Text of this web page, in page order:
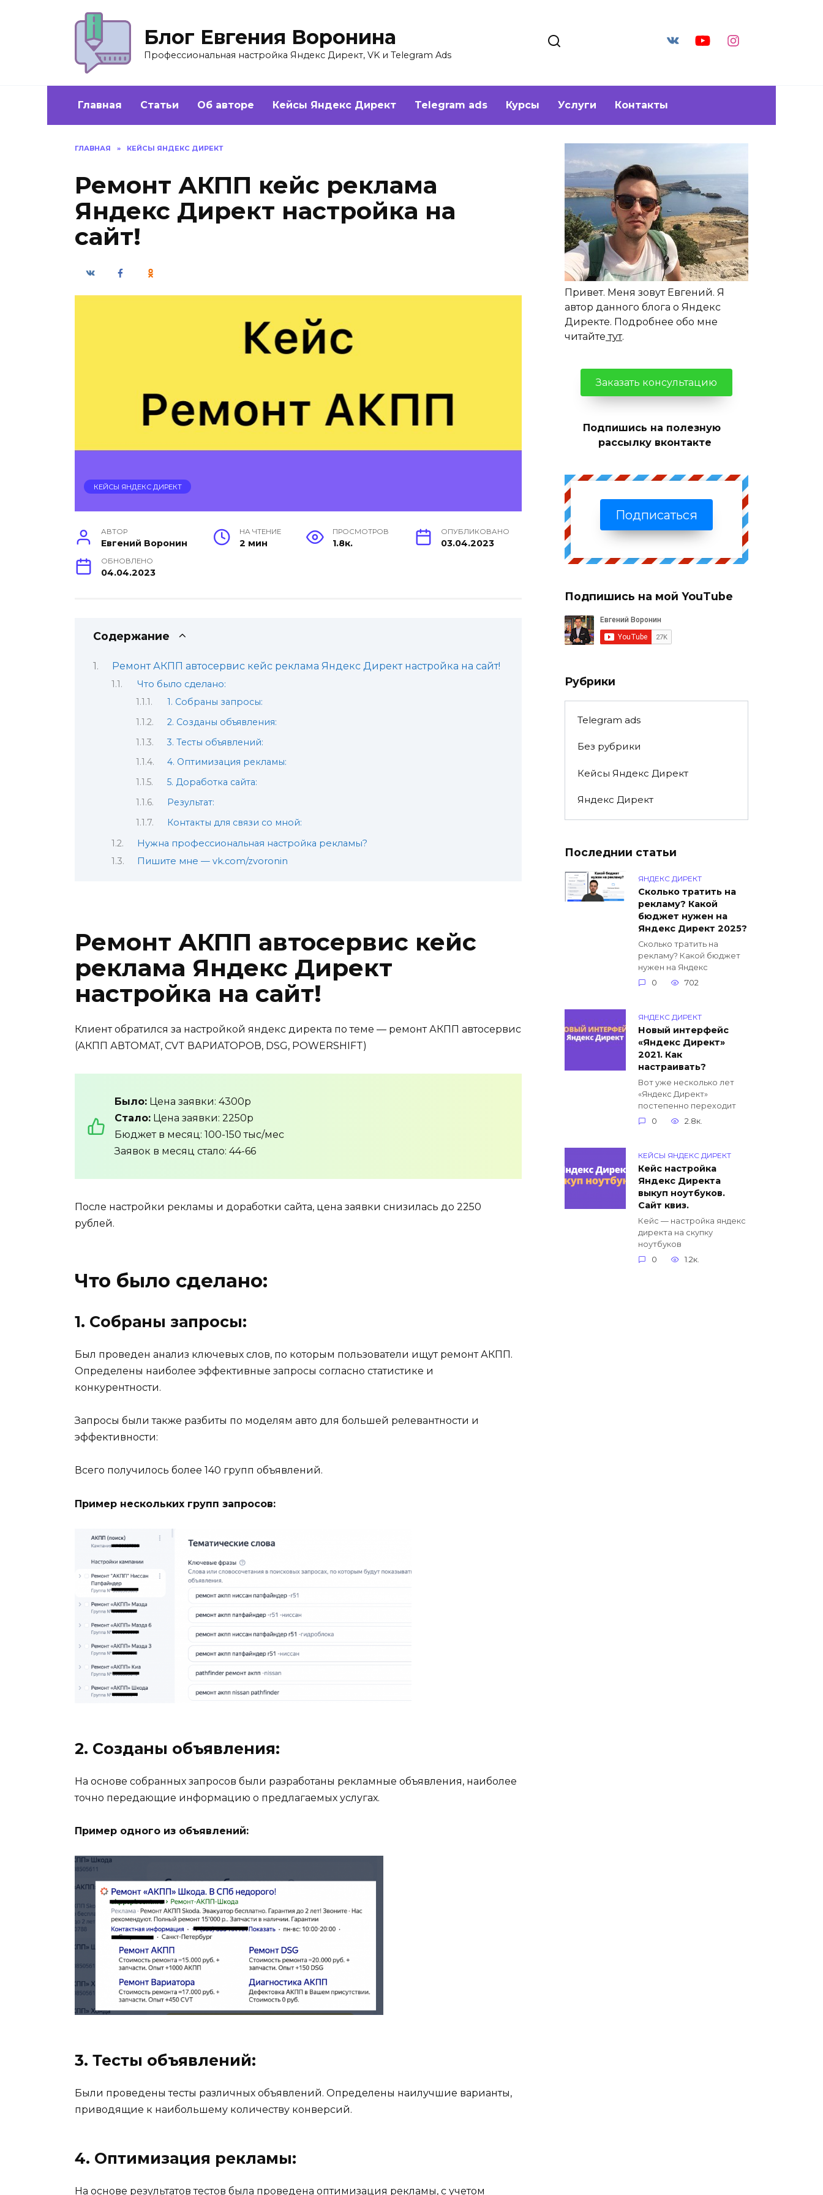
Блог Евгения Воронина
Профессиональная настройка Яндекс Директ, VK и Telegram Ads
Главная Статьи Об авторе Кейсы Яндекс Директ Telegram ads Курсы Услуги Контакты
ГЛАВНАЯ » КЕЙСЫ ЯНДЕКС ДИРЕКТ
Ремонт АКПП кейс реклама
Яндекс Директ настройка на
сайт!
КЕЙСЫ ЯНДЕКС ДИРЕКТ
АВТОР
Евгений Воронин
НА ЧТЕНИЕ
2 мин
ПРОСМОТРОВ
1.8к.
ОПУБЛИКОВАНО
03.04.2023
ОБНОВЛЕНО
04.04.2023
Содержание
Ремонт АКПП автосервис кейс реклама Яндекс Директ настройка на сайт!
Что было сделано:
1. Собраны запросы:
2. Созданы объявления:
3. Тесты объявлений:
4. Оптимизация рекламы:
5. Доработка сайта:
Результат:
Контакты для связи со мной:
Нужна профессиональная настройка рекламы?
Пишите мне — vk.com/zvoronin
Ремонт АКПП автосервис кейс
реклама Яндекс Директ
настройка на сайт!
Клиент обратился за настройкой яндекс директа по теме — ремонт АКПП автосервис
(АКПП АВТОМАТ, CVT ВАРИАТОРОВ, DSG, POWERSHIFT)
Было: Цена заявки: 4300р
Стало: Цена заявки: 2250р
Бюджет в месяц: 100-150 тыс/мес
Заявок в месяц стало: 44-66
После настройки рекламы и доработки сайта, цена заявки снизилась до 2250
рублей.
Что было сделано:
1. Собраны запросы:
Был проведен анализ ключевых слов, по которым пользователи ищут ремонт АКПП.
Определены наиболее эффективные запросы согласно статистике и
конкурентности.
Запросы были также разбиты по моделям авто для большей релевантности и
эффективности:
Всего получилось более 140 групп объявлений.
Пример нескольких групп запросов:
2. Созданы объявления:
На основе собранных запросов были разработаны рекламные объявления, наиболее
точно передающие информацию о предлагаемых услугах.
Пример одного из объявлений:
3. Тесты объявлений:
Были проведены тесты различных объявлений. Определены наилучшие варианты,
приводящие к наибольшему количеству конверсий.
4. Оптимизация рекламы:
На основе результатов тестов была проведена оптимизация рекламы, с учетом
Привет. Меня зовут Евгений. Я
автор данного блога о Яндекс
Директе. Подробнее обо мне
читайте тут.
Заказать консультацию
Подпишись на полезную
рассылку вконтакте
Подписаться
Подпишись на мой YouTube
Рубрики
Telegram ads
Без рубрики
Кейсы Яндекс Директ
Яндекс Директ
Последнии статьи
ЯНДЕКС ДИРЕКТ
Сколько тратить на
рекламу? Какой
бюджет нужен на
Яндекс Директ 2025?
Сколько тратить на
рекламу? Какой бюджет
нужен на Яндекс
0
702
ЯНДЕКС ДИРЕКТ
Новый интерфейс
«Яндекс Директ»
2021. Как
настраивать?
Вот уже несколько лет
«Яндекс Директ»
постепенно переходит
0
2.8к.
КЕЙСЫ ЯНДЕКС ДИРЕКТ
Кейс настройка
Яндекс Директа
выкуп ноутбуков.
Сайт квиз.
Кейс — настройка яндекс
директа на скупку
ноутбуков
0
1.2к.